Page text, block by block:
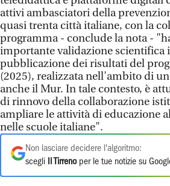
attivi ambasciatori della
quasi trenta città italiane, con la
programma - conclude la nota -
importante validazione scientifica
pubblicazione dei risultati del
(2025), realizzata nell'ambito di
anche il Mur. In tale contesto, è
di rinnovo della collaborazione
ampliare le attività di educazione
nelle scuole italiane".
Non lasciare decidere l'algoritmo:
scegli
Il Tirrenoper le tue notizie su